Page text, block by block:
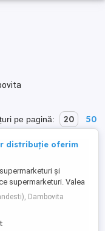
pe pagină: 20 50
distribuție oferim
și
supermarketuri. Valea
Dambovita, ferma
Se încarcă și se
cu Liza electrică.
de luni până
Dambovita